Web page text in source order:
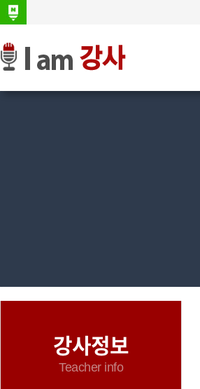
강사정보
Teacher info